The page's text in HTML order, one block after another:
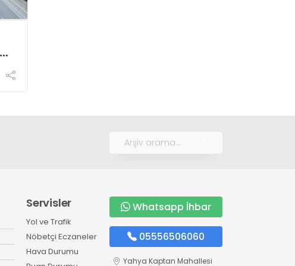
Servisler
Yol ve Trafik
Nöbetçi Eczaneler
Hava Durumu
Whatsapp İhbar
05556506060
Yahya Kaptan Mahallesi